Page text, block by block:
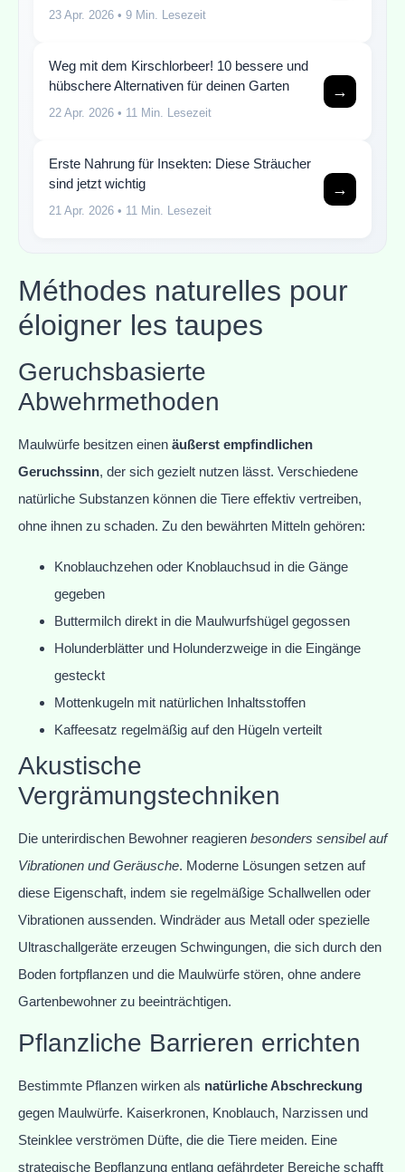
23 Apr. 2026 • 9 Min. Lesezeit
Weg mit dem Kirschlorbeer! 10 bessere und
hübschere Alternativen für deinen Garten
22 Apr. 2026 • 11 Min. Lesezeit
→
Erste Nahrung für Insekten: Diese Sträucher
sind jetzt wichtig
21 Apr. 2026 • 11 Min. Lesezeit
→
Méthodes naturelles pour
éloigner les taupes
Geruchsbasierte
Abwehrmethoden
Maulwürfe besitzen einen äußerst empfindlichen
Geruchssinn, der sich gezielt nutzen lässt. Verschiedene
natürliche Substanzen können die Tiere effektiv vertreiben,
ohne ihnen zu schaden. Zu den bewährten Mitteln gehören:
Knoblauchzehen oder Knoblauchsud in die Gänge
gegeben
Buttermilch direkt in die Maulwurfshügel gegossen
Holunderblätter und Holunderzweige in die Eingänge
gesteckt
Mottenkugeln mit natürlichen Inhaltsstoffen
Kaffeesatz regelmäßig auf den Hügeln verteilt
Akustische
Vergrämungstechniken
Die unterirdischen Bewohner reagieren besonders sensibel auf
Vibrationen und Geräusche. Moderne Lösungen setzen auf
diese Eigenschaft, indem sie regelmäßige Schallwellen oder
Vibrationen aussenden. Windräder aus Metall oder spezielle
Ultraschallgeräte erzeugen Schwingungen, die sich durch den
Boden fortpflanzen und die Maulwürfe stören, ohne andere
Gartenbewohner zu beeinträchtigen.
Pflanzliche Barrieren errichten
Bestimmte Pflanzen wirken als natürliche Abschreckung
gegen Maulwürfe. Kaiserkronen, Knoblauch, Narzissen und
Steinklee verströmen Düfte, die die Tiere meiden. Eine
strategische Bepflanzung entlang gefährdeter Bereiche schafft